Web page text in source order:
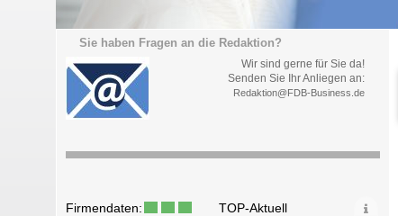
Sie haben Fragen an die Redaktion?
Wir sind gerne für Sie da!
Senden Sie Ihr Anliegen an:
Redaktion@FDB-Business.de
Firmendaten: TOP-Aktuell